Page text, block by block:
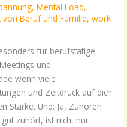
,Mental Load,
von Beruf und Familie,work
für berufstätige
und
wenn viele
und Zeitdruck auf dich
Stärke. Und: Ja, Zuhören
zuhört, ist nicht nur